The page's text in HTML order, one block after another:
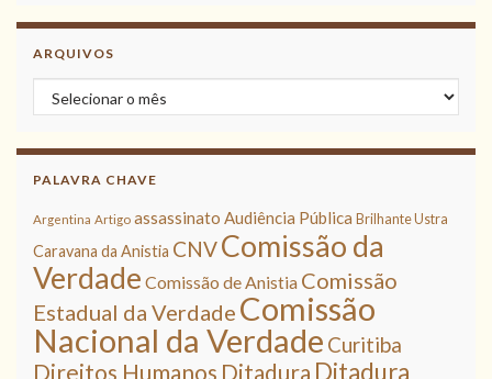
ARQUIVOS
Arquivos
PALAVRA CHAVE
Argentina Artigo assassinato Audiência Pública Brilhante Ustra
Caravana da Anistia CNVComissão da
Verdade Comissão de Anistia Comissão
Estadual da Verdade Comissão
Nacional da Verdade Curitiba
Direitos Humanos Ditadura Ditadura